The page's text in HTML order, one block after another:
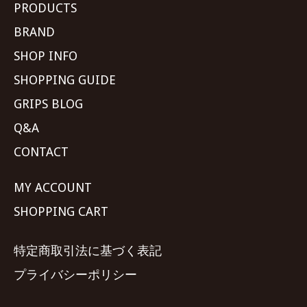
PRODUCTS
BRAND
SHOP INFO
SHOPPING GUIDE
GRIPS BLOG
Q&A
CONTACT
MY ACCOUNT
SHOPPING CART
特定商取引法に基づく表記
プライバシーポリシー